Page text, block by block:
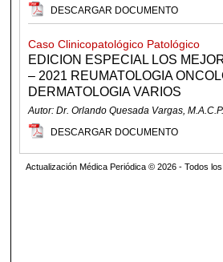
DESCARGAR DOCUMENTO
Caso Clinicopatológico Patológico
EDICION ESPECIAL LOS
– 2021 REUMATOLOGIA
DERMATOLOGIA VARIOS
Autor: Dr. Orlando Quesada Vargas, M.A.C.P.
DESCARGAR DOCUMENTO
Actualización Médica Periódica © 2026 - Todos